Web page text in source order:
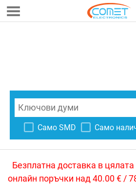
Само SMD Само
Безплатна доставка в
онлайн поръчки над 40.00 € /